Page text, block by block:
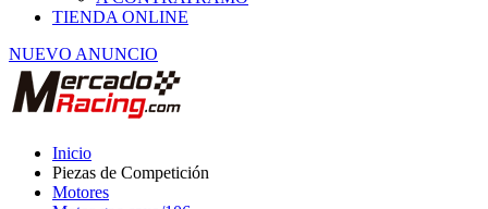
NUEVO ANUNCIO
Piezas de Competición
Motores
Motor gr.a saxo/106